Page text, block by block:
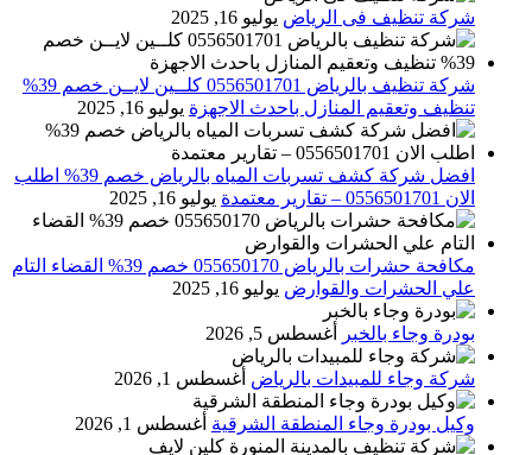
شركة تنظيف فى الرياض يوليو 16, 2025
شركة تنظيف بالرياض 0556501701 كلــين لايــن خصم 39%
تنظيف وتعقيم المنازل باحدث الاجهزة يوليو 16, 2025
افضل شركة كشف تسربات المياه بالرياض خصم 39% اطلب
الان 0556501701‬‏ – تقارير معتمدة
يوليو 16, 2025
مكافحة حشرات بالرياض 055650170 خصم 39% القضاء التام
علي الحشرات والقوارض يوليو 16, 2025
بودرة وجاء بالخبر أغسطس 5, 2026
شركة وجاء للمبيدات بالرياض أغسطس 1, 2026
وكيل بودرة وجاء المنطقة الشرقية أغسطس 1, 2026